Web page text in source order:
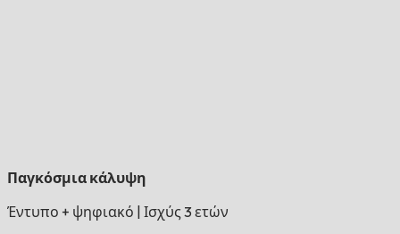
Παγκόσμια κάλυψη
Έντυπο + ψηφιακό Ισχύς 3 ετών